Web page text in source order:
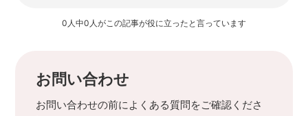
0人中0人がこの記事が役に立ったと言っています
お問い合わせ
お問い合わせの前によくある質問をご確認くださ